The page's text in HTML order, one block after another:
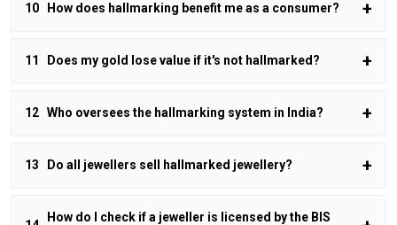
How does hallmarking benefit me as a consumer?
Does my gold lose value if it's not hallmarked?
Who oversees the hallmarking system in India?
Do all jewellers sell hallmarked jewellery?
How do I check if a jeweller is licensed by the BIS